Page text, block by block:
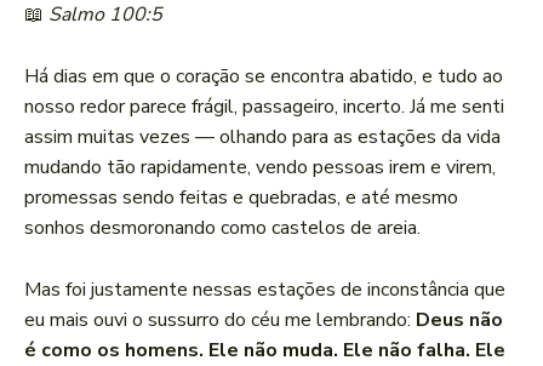
📖 Salmo 100:5
Há dias em que o coração se encontra abatido, e tudo ao
nosso redor parece frágil, passageiro, incerto. Já me senti
assim muitas vezes — olhando para as estações da vida
mudando tão rapidamente, vendo pessoas irem e virem,
promessas sendo feitas e quebradas, e até mesmo
sonhos desmoronando como castelos de areia.
Mas foi justamente nessas estações de inconstância que
eu mais ouvi o sussurro do céu me lembrando: Deus não
é como os homens. Ele não muda. Ele não falha. Ele